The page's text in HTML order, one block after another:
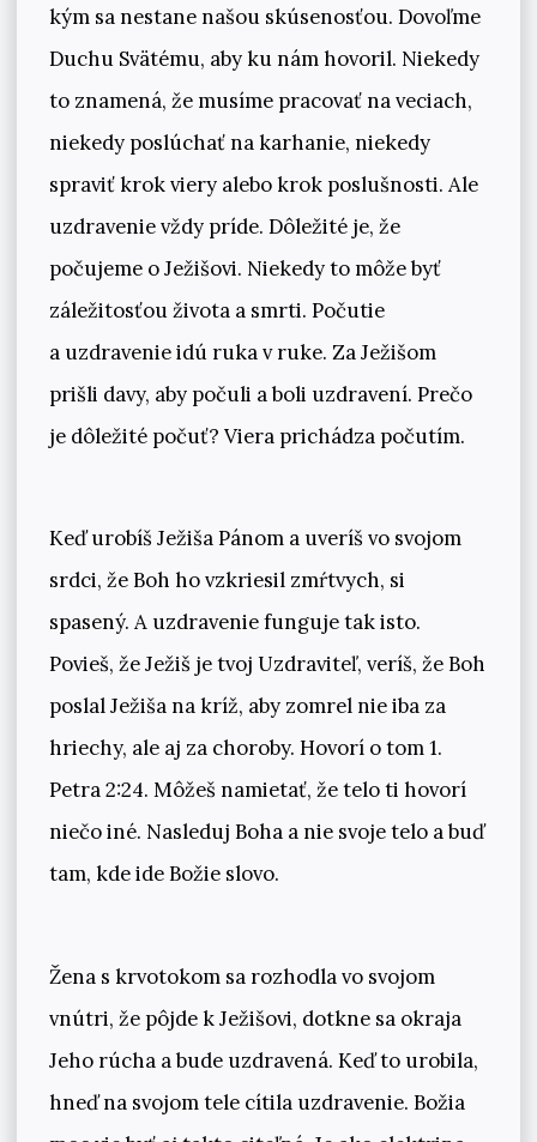
kým sa nestane našou skúsenosťou. Dovoľme
Duchu Svätému, aby ku nám hovoril. Niekedy
to znamená, že musíme pracovať na veciach,
niekedy poslúchať na karhanie, niekedy
spraviť krok viery alebo krok poslušnosti. Ale
uzdravenie vždy príde. Dôležité je, že
počujeme o Ježišovi. Niekedy to môže byť
záležitosťou života a smrti. Počutie
a uzdravenie idú ruka v ruke. Za Ježišom
prišli davy, aby počuli a boli uzdravení. Prečo
je dôležité počuť? Viera prichádza počutím.
Keď urobíš Ježiša Pánom a uveríš vo svojom
srdci, že Boh ho vzkriesil zmŕtvych, si
spasený. A uzdravenie funguje tak isto.
Povieš, že Ježiš je tvoj Uzdraviteľ, veríš, že Boh
poslal Ježiša na kríž, aby zomrel nie iba za
hriechy, ale aj za choroby. Hovorí o tom 1.
Petra 2:24. Môžeš namietať, že telo ti hovorí
niečo iné. Nasleduj Boha a nie svoje telo a buď
tam, kde ide Božie slovo.
Žena s krvotokom sa rozhodla vo svojom
vnútri, že pôjde k Ježišovi, dotkne sa okraja
Jeho rúcha a bude uzdravená. Keď to urobila,
hneď na svojom tele cítila uzdravenie. Božia